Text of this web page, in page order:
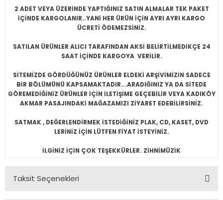
2 ADET VEYA ÜZERİNDE YAPTIĞINIZ SATIN ALMALAR TEK PAKET
İÇİNDE KARGOLANIR..YANİ HER ÜRÜN İÇİN AYRI AYRI KARGO
ÜCRETİ ÖDEMEZSİNİZ.
SATILAN ÜRÜNLER ALICI TARAFINDAN AKSİ BELİRTİLMEDİKÇE 24
SAAT İÇİNDE KARGOYA VERİLİR.
SİTEMİZDE GÖRDÜĞÜNÜZ ÜRÜNLER ELDEKİ ARŞİVİMİZİN SADECE
BİR BÖLÜMÜNÜ KAPSAMAKTADIR...ARADIĞINIZ YA DA SİTEDE
GÖREMEDİĞİNİZ ÜRÜNLER İÇİN İLETİŞİME GEÇEBİLİR VEYA KADIKÖY
AKMAR PASAJINDAKİ MAĞAZAMIZI ZİYARET EDEBİLİRSİNİZ.
SATMAK , DEĞERLENDİRMEK İSTEDİĞİNİZ PLAK, CD, KASET, DVD
LERİNİZ İÇİN LÜTFEN FİYAT İSTEYİNİZ.
İLGİNİZ İÇİN ÇOK TEŞEKKÜRLER. ZİHNİMÜZİK
Taksit Seçenekleri